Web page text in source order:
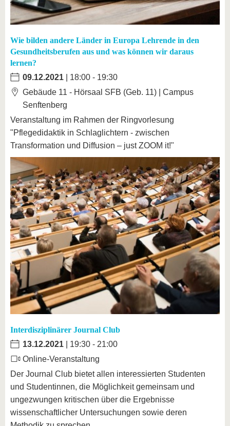
Wie bilden andere Länder in Europa Lehrende in den
Gesundheitsberufen aus und was können wir daraus
lernen?
09.12.2021 | 18:00 - 19:30
Gebäude 11 - Hörsaal SFB (Geb. 11) | Campus
Senftenberg
Veranstaltung im Rahmen der Ringvorlesung
"Pflegedidaktik in Schlaglichtern - zwischen
Transformation und Diffusion – just ZOOM it!"
Interdisziplinärer Journal Club
13.12.2021 | 19:30 - 21:00
Online-Veranstaltung
Der Journal Club bietet allen interessierten Studenten
und Studentinnen, die Möglichkeit gemeinsam und
ungezwungen kritischen über die Ergebnisse
wissenschaftlicher Untersuchungen sowie deren